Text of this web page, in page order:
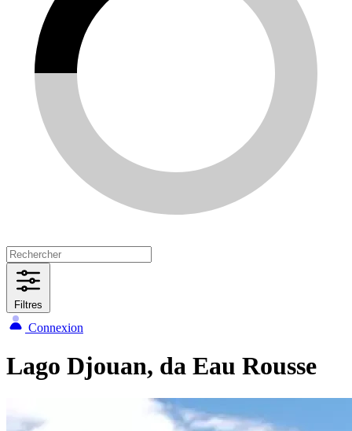
Filtres
Connexion
Lago Djouan, da Eau Rousse